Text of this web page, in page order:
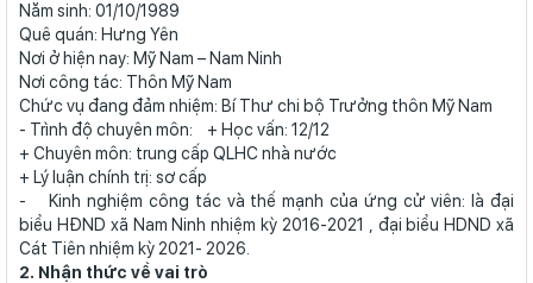
Năm sinh: 01/10/1989
Quê quán: Hưng Yên
Nơi ở hiện nay: Mỹ Nam – Nam Ninh
Nơi công tác: Thôn Mỹ Nam
Chức vụ đang đảm nhiệm: Bí Thư chi bộ Trưởng thôn Mỹ Nam
- Trình độ chuyên môn: + Học vấn: 12/12
+ Chuyên môn: trung cấp QLHC nhà nước
+ Lý luận chính trị: sơ cấp
- Kinh nghiệm công tác và thế mạnh của ứng cử viên: là đại
biểu HĐND xã Nam Ninh nhiệm kỳ 2016-2021 , đại biểu HDND xã
Cát Tiên nhiệm kỳ 2021- 2026.
2. Nhận thức về vai trò